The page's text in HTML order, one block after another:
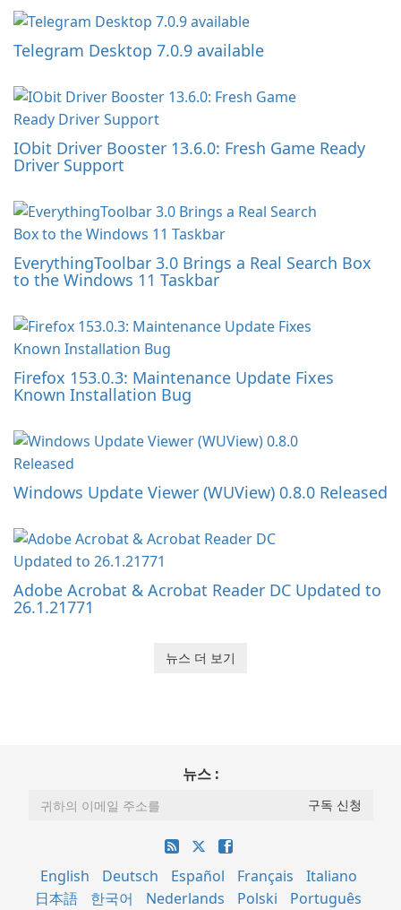
Telegram Desktop 7.0.9 available
IObit Driver Booster 13.6.0: Fresh Game Ready
Driver Support
EverythingToolbar 3.0 Brings a Real Search Box
to the Windows 11 Taskbar
Firefox 153.0.3: Maintenance Update Fixes
Known Installation Bug
Windows Update Viewer (WUView) 0.8.0 Released
Adobe Acrobat & Acrobat Reader DC Updated to
26.1.21771
뉴스 더 보기
뉴스 :
English Deutsch Español Français
Italiano
日本語
한국어 Nederlands Polski
Português